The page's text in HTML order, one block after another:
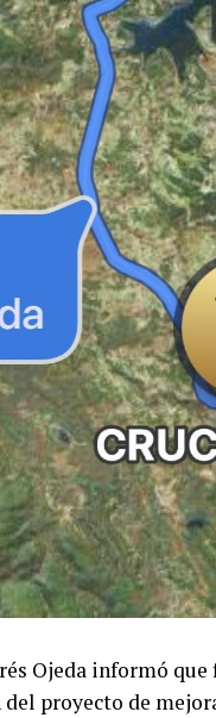
Ojeda informó
proyecto de